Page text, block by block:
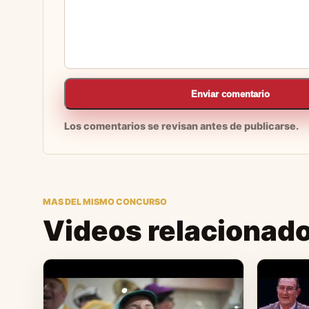
Enviar comentario
Los comentarios se revisan antes de publicarse.
MAS DEL MISMO CONCURSO
Videos